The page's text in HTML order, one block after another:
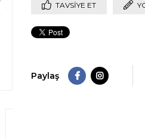
TAVSIYE ET
Paylaş